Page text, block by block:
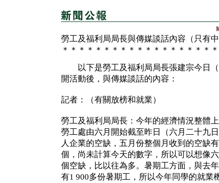
勞工及福利局局長與傳媒談話內容（只有
＊＊＊＊＊＊＊＊＊＊＊＊＊＊＊＊＊＊
以下是勞工及福利局局長張建宗今日（
開活動後，與傳媒談話的內容：
記者：（有關放榜和就業）
勞工及福利局局長：今年的經濟情況整體
勞工處由六月開始截至昨日（六月二十九
人企業的空缺，五月份整個月收到的空缺
個，尚未計算今天的數字，所以可以想像
個空缺，比以往為多。暑期工方面，與去
有1 900多份暑期工，所以今年同學的就業